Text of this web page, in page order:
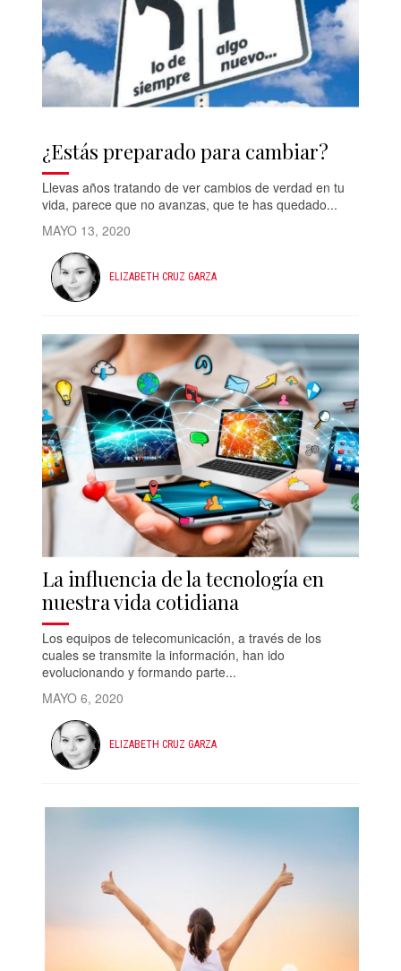
¿Estás preparado para cambiar?
Llevas años tratando de ver cambios de verdad en tu
vida, parece que no avanzas, que te has quedado...
MAYO 13, 2020
ELIZABETH CRUZ GARZA
La influencia de la tecnología en
nuestra vida cotidiana
Los equipos de telecomunicación, a través de los
cuales se transmite la información, han ido
evolucionando y formando parte...
MAYO 6, 2020
ELIZABETH CRUZ GARZA